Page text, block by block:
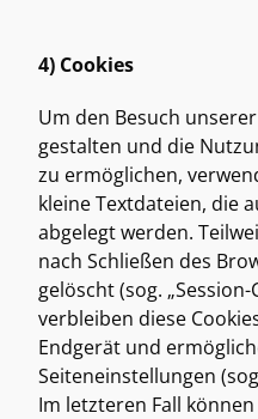
4) Cookies
Um den Besuch
gestalten und die
zu ermöglichen,
kleine Textdateien, die
abgelegt werden.
nach Schließen des
gelöscht (sog.
verbleiben diese
Endgerät und
Seiteneinstellungen
Im letzteren Fall